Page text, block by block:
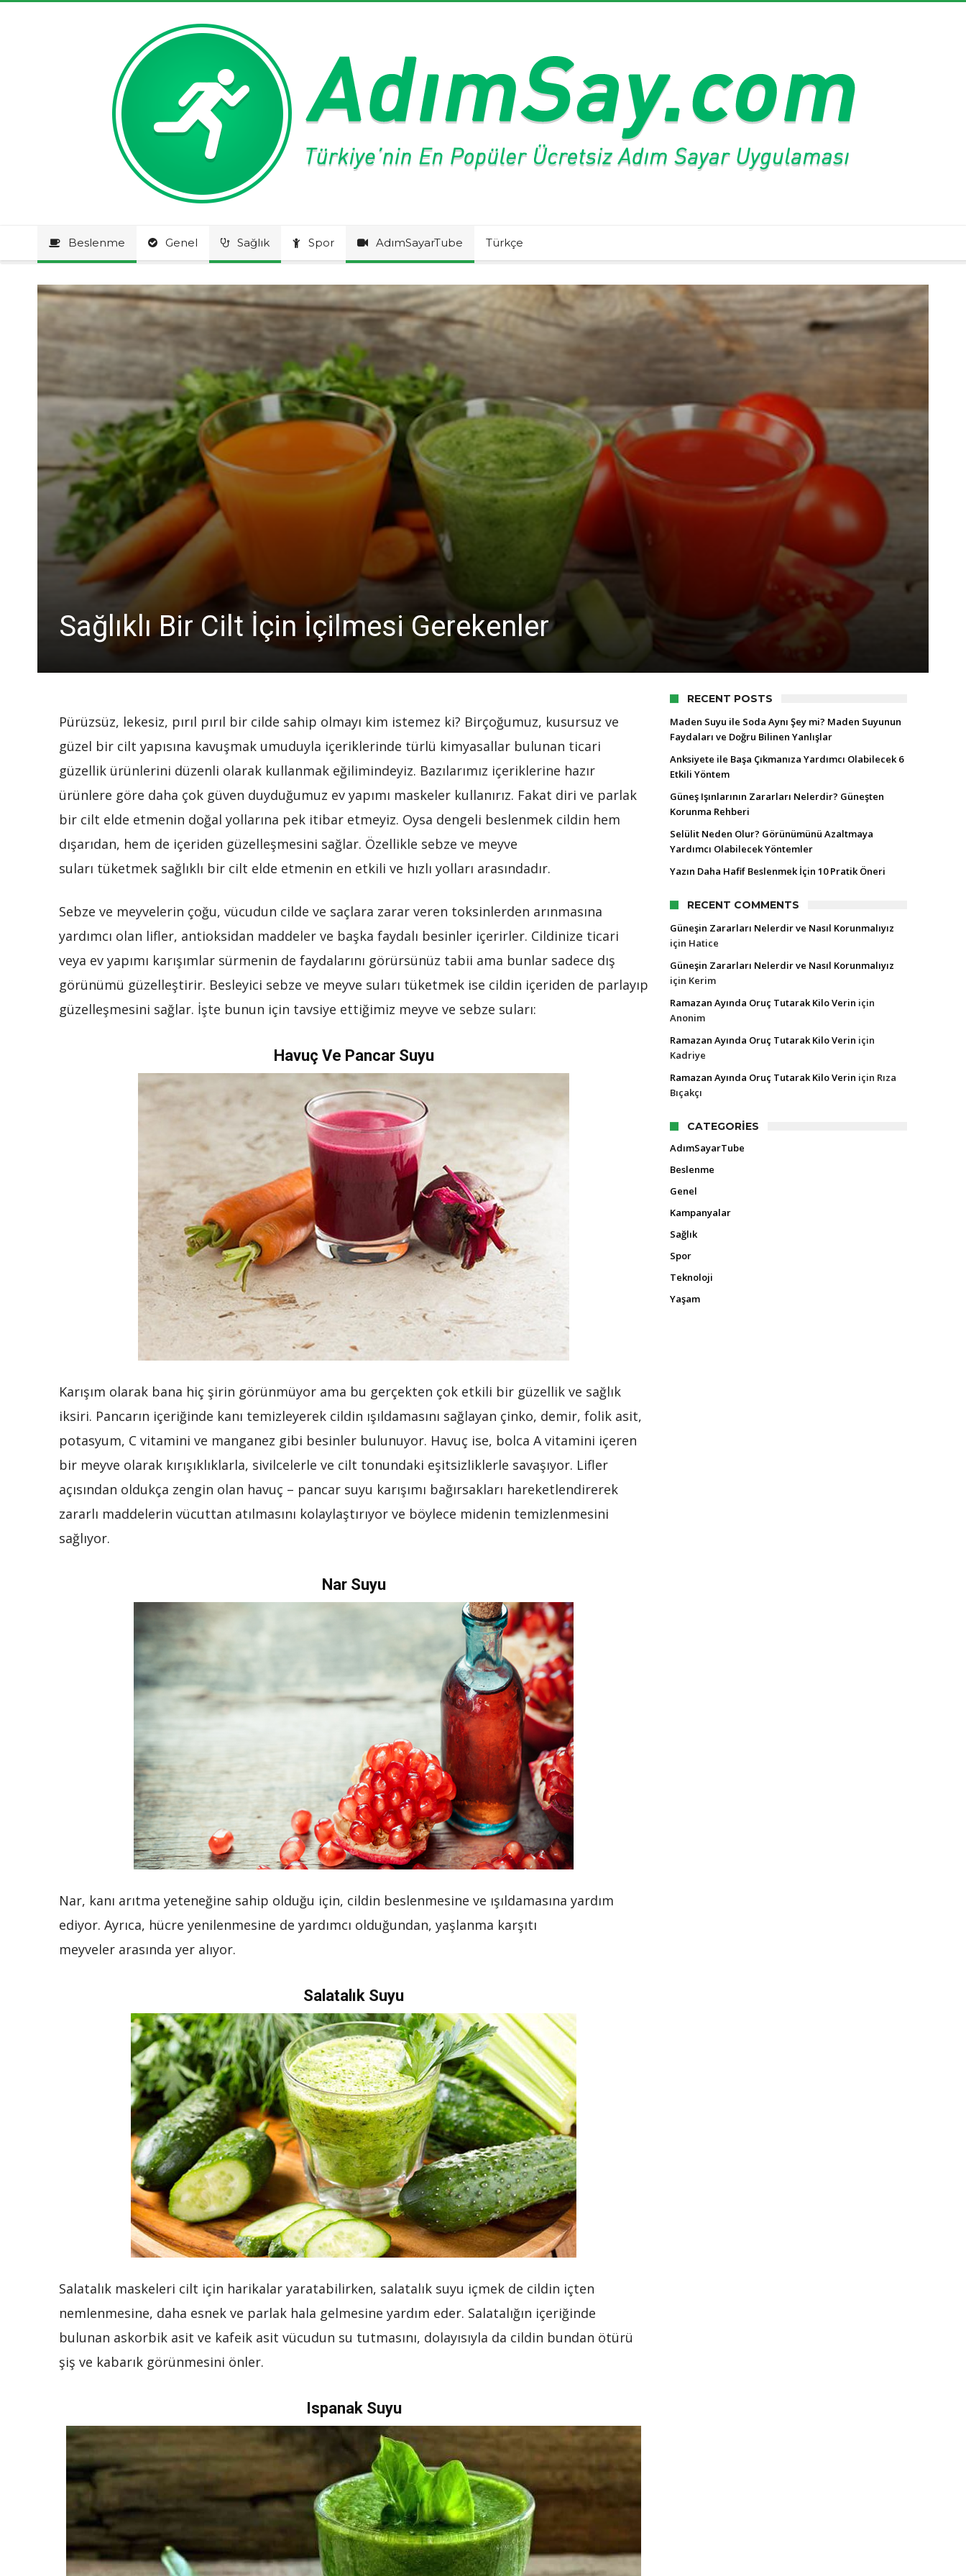
Beslenme Genel Sağlık Spor AdımSayarTube Türkçe
Sağlıklı Bir Cilt İçin İçilmesi Gerekenler
Pürüzsüz, lekesiz, pırıl pırıl bir cilde sahip olmayı kim istemez ki? Birçoğumuz, kusursuz ve
güzel bir cilt yapısına kavuşmak umuduyla içeriklerinde türlü kimyasallar bulunan ticari
güzellik ürünlerini düzenli olarak kullanmak eğilimindeyiz. Bazılarımız içeriklerine hazır
ürünlere göre daha çok güven duyduğumuz ev yapımı maskeler kullanırız. Fakat diri ve parlak
bir cilt elde etmenin doğal yollarına pek itibar etmeyiz. Oysa dengeli beslenmek cildin hem
dışarıdan, hem de içeriden güzelleşmesini sağlar. Özellikle sebze ve meyve
suları tüketmek sağlıklı bir cilt elde etmenin en etkili ve hızlı yolları arasındadır.
Sebze ve meyvelerin çoğu, vücudun cilde ve saçlara zarar veren toksinlerden arınmasına
yardımcı olan lifler, antioksidan maddeler ve başka faydalı besinler içerirler. Cildinize ticari
veya ev yapımı karışımlar sürmenin de faydalarını görürsünüz tabii ama bunlar sadece dış
görünümü güzelleştirir. Besleyici sebze ve meyve suları tüketmek ise cildin içeriden de parlayıp
güzelleşmesini sağlar. İşte bunun için tavsiye ettiğimiz meyve ve sebze suları:
Havuç Ve Pancar Suyu
Karışım olarak bana hiç şirin görünmüyor ama bu gerçekten çok etkili bir güzellik ve sağlık
iksiri. Pancarın içeriğinde kanı temizleyerek cildin ışıldamasını sağlayan çinko, demir, folik asit,
potasyum, C vitamini ve manganez gibi besinler bulunuyor. Havuç ise, bolca A vitamini içeren
bir meyve olarak kırışıklıklarla, sivilcelerle ve cilt tonundaki eşitsizliklerle savaşıyor. Lifler
açısından oldukça zengin olan havuç – pancar suyu karışımı bağırsakları hareketlendirerek
zararlı maddelerin vücuttan atılmasını kolaylaştırıyor ve böylece midenin temizlenmesini
sağlıyor.
Nar Suyu
Nar, kanı arıtma yeteneğine sahip olduğu için, cildin beslenmesine ve ışıldamasına yardım
ediyor. Ayrıca, hücre yenilenmesine de yardımcı olduğundan, yaşlanma karşıtı
meyveler arasında yer alıyor.
Salatalık Suyu
Salatalık maskeleri cilt için harikalar yaratabilirken, salatalık suyu içmek de cildin içten
nemlenmesine, daha esnek ve parlak hala gelmesine yardım eder. Salatalığın içeriğinde
bulunan askorbik asit ve kafeik asit vücudun su tutmasını, dolayısıyla da cildin bundan ötürü
şiş ve kabarık görünmesini önler.
Ispanak Suyu
RECENT POSTS
Maden Suyu ile Soda Aynı Şey mi? Maden Suyunun
Faydaları ve Doğru Bilinen Yanlışlar
Anksiyete ile Başa Çıkmanıza Yardımcı Olabilecek 6
Etkili Yöntem
Güneş Işınlarının Zararları Nelerdir? Güneşten
Korunma Rehberi
Selülit Neden Olur? Görünümünü Azaltmaya
Yardımcı Olabilecek Yöntemler
Yazın Daha Hafif Beslenmek İçin 10 Pratik Öneri
RECENT COMMENTS
Güneşin Zararları Nelerdir ve Nasıl Korunmalıyız
için Hatice
Güneşin Zararları Nelerdir ve Nasıl Korunmalıyız
için Kerim
Ramazan Ayında Oruç Tutarak Kilo Verin için
Anonim
Ramazan Ayında Oruç Tutarak Kilo Verin için
Kadriye
Ramazan Ayında Oruç Tutarak Kilo Verin için Rıza
Bıçakçı
CATEGORIES
AdımSayarTube
Beslenme
Genel
Kampanyalar
Sağlık
Spor
Teknoloji
Yaşam